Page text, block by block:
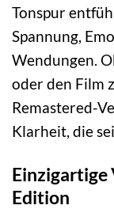
Tonspur
Spannung,
Wendungen.
oder den Film
Remastered-
Klarheit, die
Einzigartige
Edition